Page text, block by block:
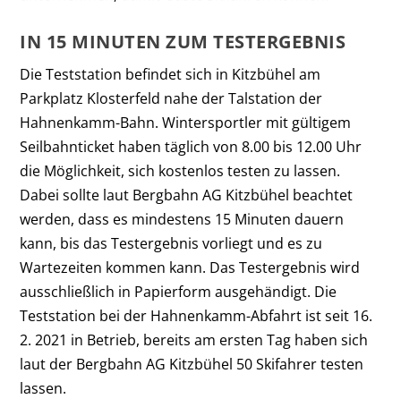
IN 15 MINUTEN ZUM TESTERGEBNIS
Die Teststation befindet sich in Kitzbühel am
Parkplatz Klosterfeld nahe der Talstation der
Hahnenkamm-Bahn. Wintersportler mit gültigem
Seilbahnticket haben täglich von 8.00 bis 12.00 Uhr
die Möglichkeit, sich kostenlos testen zu lassen.
Dabei sollte laut Bergbahn AG Kitzbühel beachtet
werden, dass es mindestens 15 Minuten dauern
kann, bis das Testergebnis vorliegt und es zu
Wartezeiten kommen kann. Das Testergebnis wird
ausschließlich in Papierform ausgehändigt. Die
Teststation bei der Hahnenkamm-Abfahrt ist seit 16.
2. 2021 in Betrieb, bereits am ersten Tag haben sich
laut der Bergbahn AG Kitzbühel 50 Skifahrer testen
lassen.